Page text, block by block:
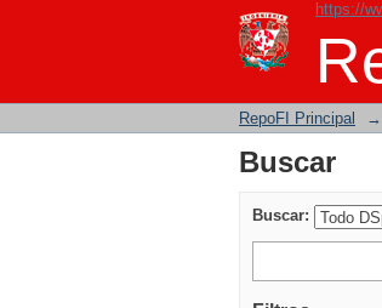
https://
Buscar
RepoFI Principal →
Buscar
Buscar: